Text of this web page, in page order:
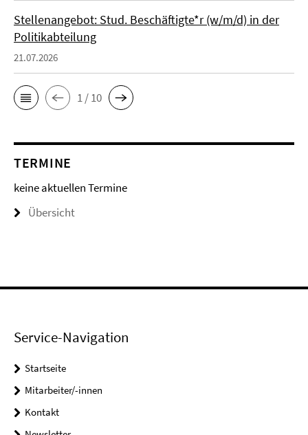
Stellenangebot: Stud. Beschäftigte*r (w/m/d) in der
Politikabteilung
21.07.2026
1 / 10
TERMINE
keine aktuellen Termine
Übersicht
Service-Navigation
Startseite
Mitarbeiter/-innen
Kontakt